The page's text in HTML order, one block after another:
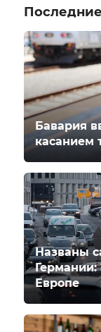
Бавария
касанием
Названы
Европе